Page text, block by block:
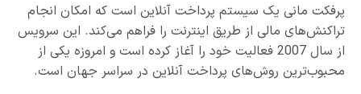
پرفکت مانی یک سیستم پرداخت آنلاین است که امکان انجام
تراکنش‌های مالی از طریق اینترنت را فراهم می‌کند. این سرویس
از سال 2007 فعالیت خود را آغاز کرده است و امروزه یکی از
محبوب‌ترین روش‌های پرداخت آنلاین در سراسر جهان است.